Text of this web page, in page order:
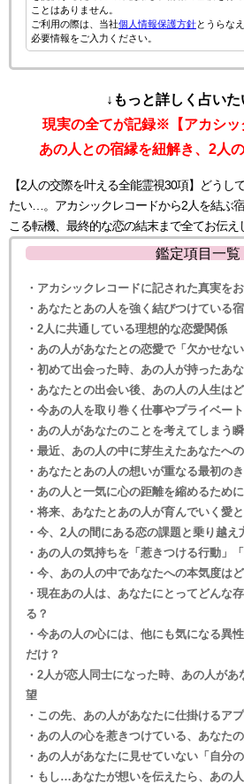
ことはありません。
ご利用の際は、当社個人情報保護方針とうらな
必要情報をご入力ください。
↓もっと詳しく占いた
現実の全てが記録※【アカシッ
あの人との宿縁を紐解き、2人
【2人の交際を叶える全能霊視30項】どうし
たい…。アカシックレコードから2人を結ぶ
こる転機、最終的な恋の結末まで全てお伝え
鑑定項目一覧
・アカシックレコードに記された真実を
・あなたとあの人を強く結びつけている
・2人に共通している理想的な恋愛関係
・あの人があなたとの恋愛で「欠かせな
・初めて出会った時、あの人が持ったあ
・あなたとの出会い後、あの人の人生は
・今あの人を取り巻く仕事やプライベー
・あの人があなたのことを考えてしまう
・最近、あの人の中に芽生えたあなたへ
・あなたとあの人の想いが重なる最初の
・あの人と一気に心の距離を縮めるため
・将来、あなたとあの人が育んでいく愛
・今、2人の間にある恋の課題と乗り越え
・あの人の気持ちを「惹きつける行動」
・今、あの人の中であなたへの本気度は
・現在あの人は、あなたにとってどんな
る？
・今あの人の心には、他にも気になる異
だけ？
・2人が恋人同士になった時、あの人が
望
・この先、あの人があなたに仕掛けるア
・あの人の心を惹きつけている、あなた
・あの人があなたに見せていない「自分の
・もし…あなたが想いを伝えたら、あの